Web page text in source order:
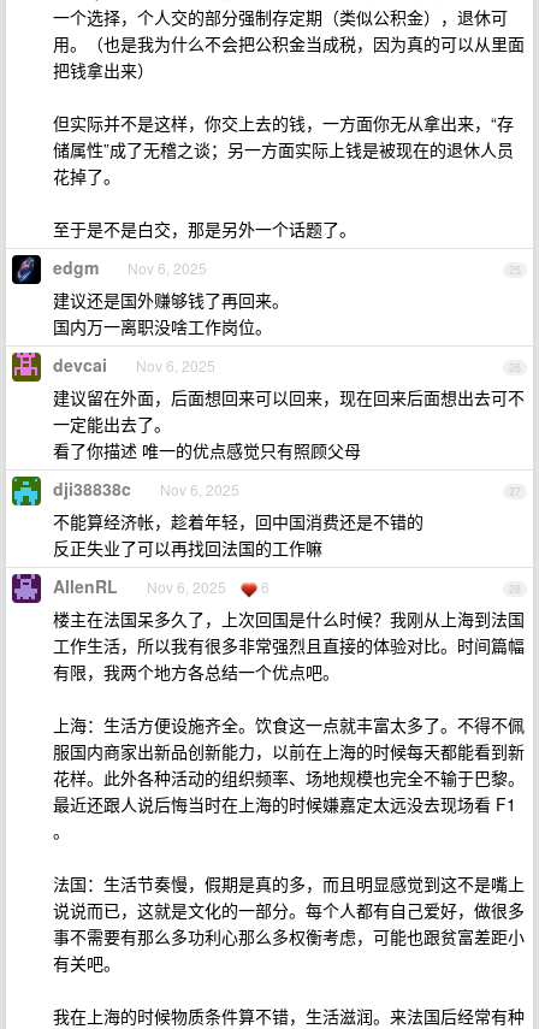
一个选择，个人交的部分强制存定期（类似公积金），退休可
用。（也是我为什么不会把公积金当成税，因为真的可以从里面
把钱拿出来）
但实际并不是这样，你交上去的钱，一方面你无从拿出来，“存
储属性”成了无稽之谈；另一方面实际上钱是被现在的退休人员
花掉了。
至于是不是白交，那是另外一个话题了。
25
edgm Nov 6, 2025
建议还是国外赚够钱了再回来。
国内万一离职没啥工作岗位。
26
devcai Nov 6, 2025
建议留在外面，后面想回来可以回来，现在回来后面想出去可不
一定能出去了。
看了你描述 唯一的优点感觉只有照顾父母
27
dji38838c Nov 6, 2025
不能算经济帐，趁着年轻，回中国消费还是不错的
反正失业了可以再找回法国的工作嘛
28
AllenRL Nov 6, 2025 6
楼主在法国呆多久了，上次回国是什么时候？我刚从上海到法国
工作生活，所以我有很多非常强烈且直接的体验对比。时间篇幅
有限，我两个地方各总结一个优点吧。
上海：生活方便设施齐全。饮食这一点就丰富太多了。不得不佩
服国内商家出新品创新能力，以前在上海的时候每天都能看到新
花样。此外各种活动的组织频率、场地规模也完全不输于巴黎。
最近还跟人说后悔当时在上海的时候嫌嘉定太远没去现场看 F1
。
法国：生活节奏慢，假期是真的多，而且明显感觉到这不是嘴上
说说而已，这就是文化的一部分。每个人都有自己爱好，做很多
事不需要有那么多功利心那么多权衡考虑，可能也跟贫富差距小
有关吧。
我在上海的时候物质条件算不错，生活滋润。来法国后经常有种